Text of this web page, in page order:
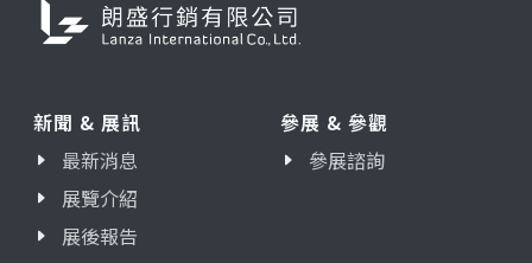
新聞 & 展訊
最新消息
展覽介紹
展後報告
參展 & 參觀
參展諮詢